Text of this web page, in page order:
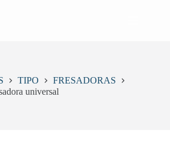
TIPO
FRESADORAS
universal